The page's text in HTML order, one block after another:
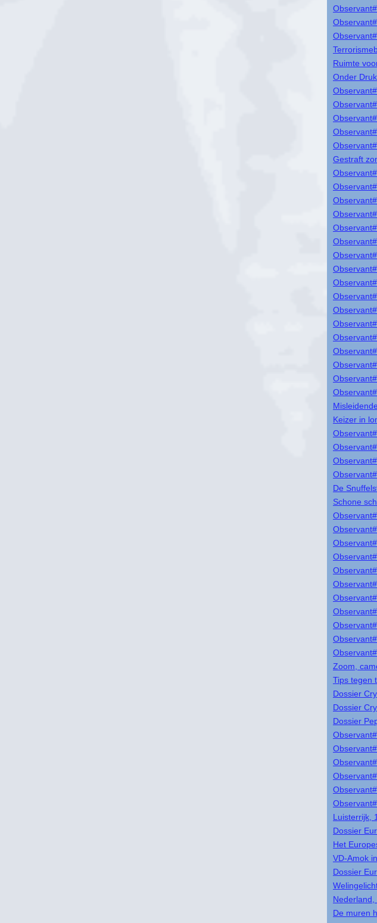
Ruimte
Onder
Gestraft
Keizer in
De
Schone
Zoom,
Tips tegen
Dossier
Dossier
Dossier
Luisterrijk,
Dossier
Het
VD-Amok
Dossier
De muren